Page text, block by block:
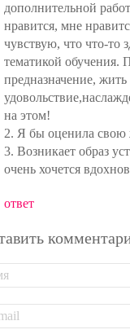
дополнительной
нравится, мне
чувствую, что что-то
тематикой обучения.
предназначение,
на этом!
2. Я бы оценила свою
3. Возникает образ
очень хочется
ответ